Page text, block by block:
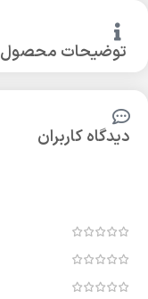
توضیحات محصول
دیدگاه کاربران